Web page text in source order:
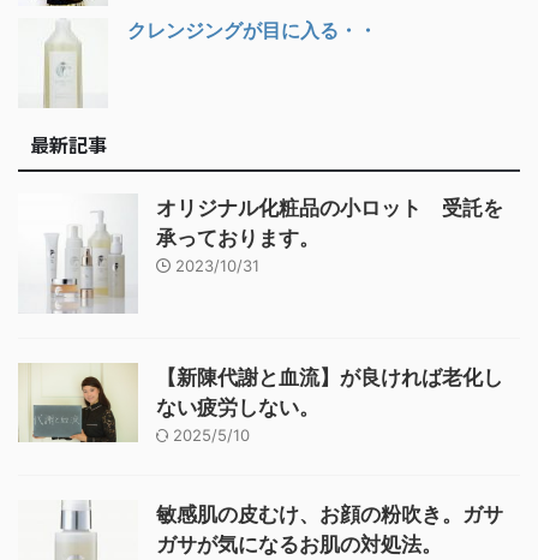
クレンジングが目に入る・・
最新記事
オリジナル化粧品の小ロット 受託を
承っております。
2023/10/31
【新陳代謝と血流】が良ければ老化し
ない疲労しない。
2025/5/10
敏感肌の皮むけ、お顔の粉吹き。ガサ
ガサが気になるお肌の対処法。